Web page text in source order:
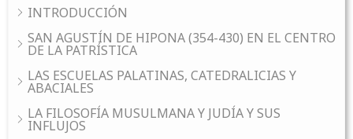
INTRODUCCIÓN
SAN AGUSTÍN DE HIPONA (354-430) EN EL CENTRO
DE LA PATRÍSTICA
LAS ESCUELAS PALATINAS, CATEDRALICIAS Y
ABACIALES
LA FILOSOFÍA MUSULMANA Y JUDÍA Y SUS
INFLUJOS